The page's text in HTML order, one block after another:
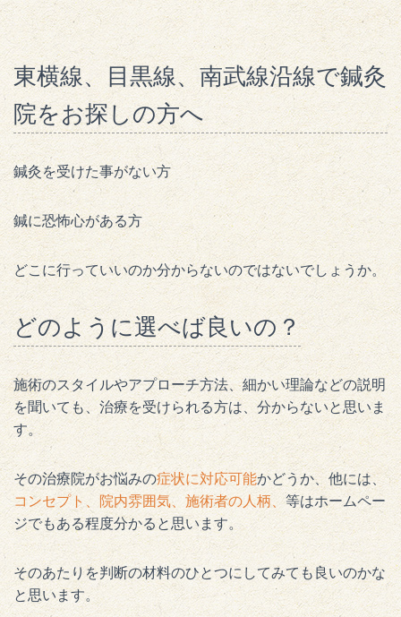
東横線、目黒線、南武線沿線で鍼灸
院をお探しの方へ
鍼灸を受けた事がない方
鍼に恐怖心がある方
どこに行っていいのか分からないのではないでしょうか。
どのように選べば良いの？
施術のスタイルやアプローチ方法、細かい理論などの説明
を聞いても、治療を受けられる方は、分からないと思いま
す。
その治療院がお悩みの症状に対応可能かどうか、他には、
コンセプト、院内雰囲気、施術者の人柄、等はホームペー
ジでもある程度分かると思います。
そのあたりを判断の材料のひとつにしてみても良いのかな
と思います。